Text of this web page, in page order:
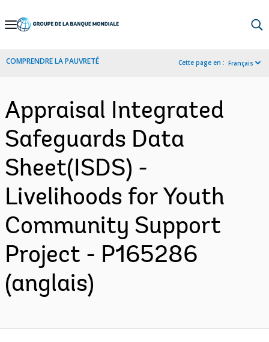
Skip
Navigation
COMPRENDRE LA PAUVRETÉ Cette page en : Français
Appraisal Integrated
Safeguards Data
Sheet(ISDS) -
Livelihoods for Youth
Community Support
Project - P165286
(anglais)